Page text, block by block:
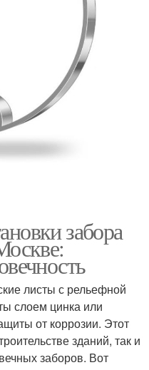
забора
листы с рельефной
слоем цинка или
от коррозии. Этот
зданий, так и
заборов. Вот